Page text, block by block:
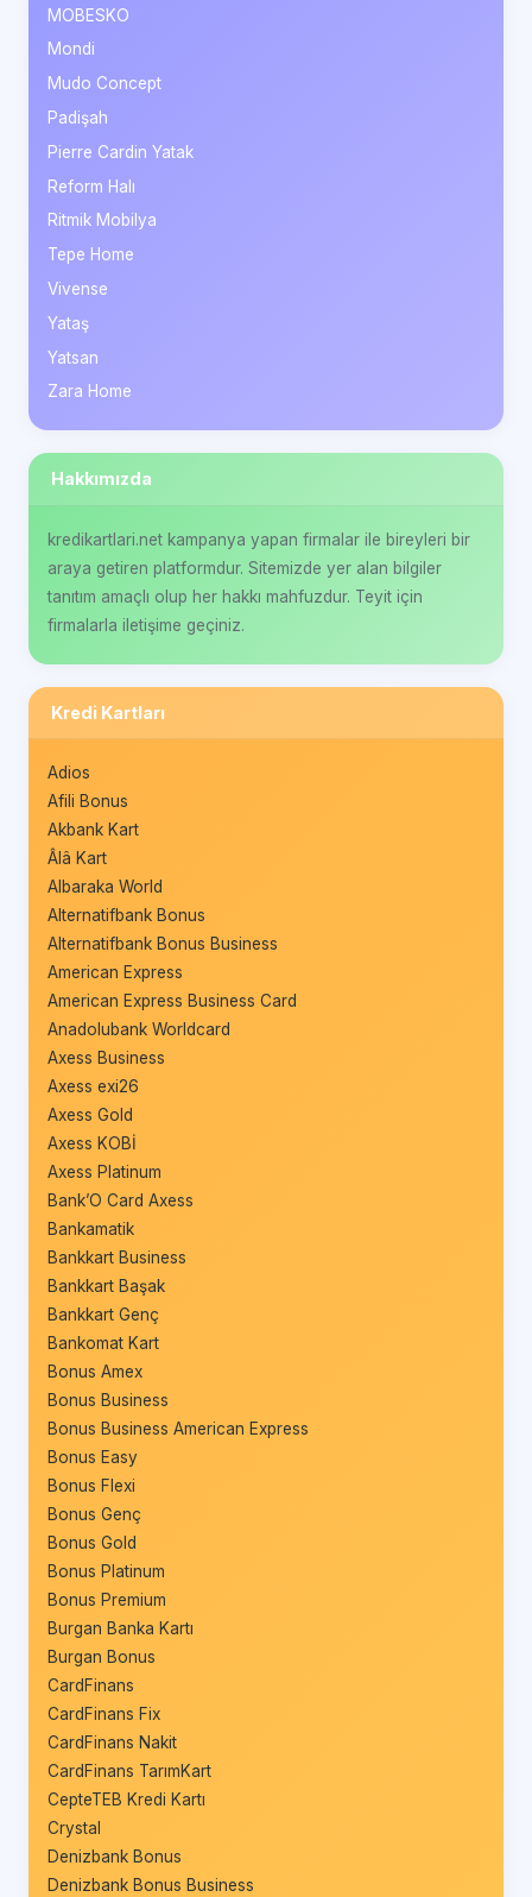
MOBESKO
Mondi
Mudo Concept
Padişah
Pierre Cardin Yatak
Reform Halı
Ritmik Mobilya
Tepe Home
Vivense
Yataş
Yatsan
Zara Home
Hakkımızda
kredikartlari.net kampanya yapan firmalar ile bireyleri bir
araya getiren platformdur. Sitemizde yer alan bilgiler
tanıtım amaçlı olup her hakkı mahfuzdur. Teyit için
firmalarla iletişime geçiniz.
Kredi Kartları
Adios
Afili Bonus
Akbank Kart
Âlâ Kart
Albaraka World
Alternatifbank Bonus
Alternatifbank Bonus Business
American Express
American Express Business Card
Anadolubank Worldcard
Axess Business
Axess exi26
Axess Gold
Axess KOBİ
Axess Platinum
Bank’O Card Axess
Bankamatik
Bankkart Business
Bankkart Başak
Bankkart Genç
Bankomat Kart
Bonus Amex
Bonus Business
Bonus Business American Express
Bonus Easy
Bonus Flexi
Bonus Genç
Bonus Gold
Bonus Platinum
Bonus Premium
Burgan Banka Kartı
Burgan Bonus
CardFinans
CardFinans Fix
CardFinans Nakit
CardFinans TarımKart
CepteTEB Kredi Kartı
Crystal
Denizbank Bonus
Denizbank Bonus Business